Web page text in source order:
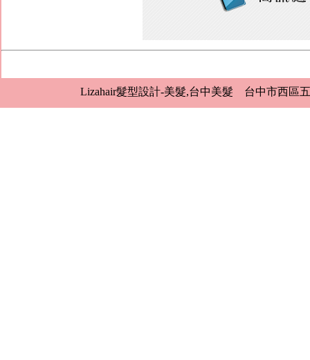
Lizahair髮型設計-美髮,台中美髮 台中市西區